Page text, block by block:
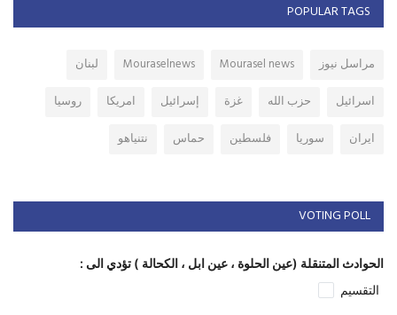
POPULAR TAGS
مراسل نيوز Mourasel news
Mouraselnews
لبنان
اسرائيل
حزب الله غزة إسرائيل امريكا
روسيا
ايران
سوريا فلسطين حماس نتنياهو
VOTING POLL
الحوادث المتنقلة (عين الحلوة ، عين ابل ، الكحالة ) تؤدي الى :
التقسيم